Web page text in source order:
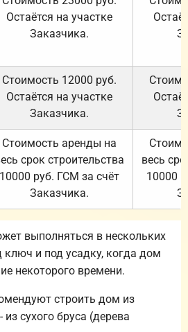
Остаётся на участке
Заказчика.
Стоимость 12000 руб.
Остаётся на участке
Заказчика.
Стоимость аренды на
срок строительства
10000 руб. ГСМ за счёт
Заказчика.
весь
10000
выполняться в нескольких
ключ и под усадку, когда дом
некоторого времени.
строить дом из
сухого бруса (дерева